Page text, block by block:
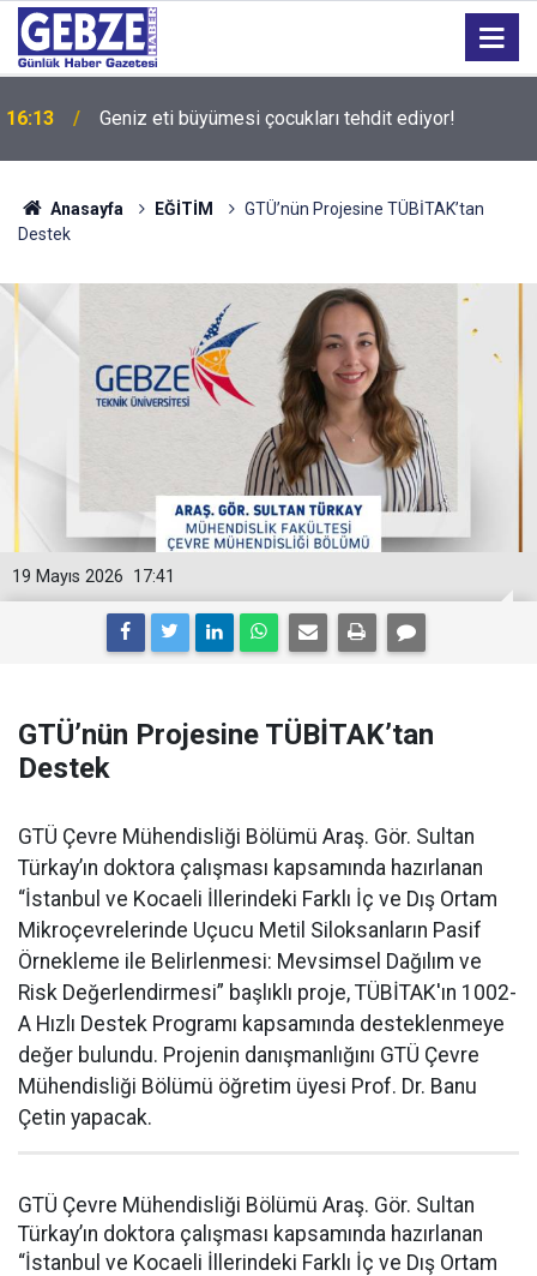
16:13 Geniz eti büyümesi çocukları tehdit ediyor!
Anasayfa EĞİTİM
GTÜ’nün Projesine TÜBİTAK’tan
Destek
17:41
19 Mayıs 2026
GTÜ’nün Projesine TÜBİTAK’tan
Destek
GTÜ Çevre Mühendisliği Bölümü Araş. Gör. Sultan
Türkay’ın doktora çalışması kapsamında hazırlanan
“İstanbul ve Kocaeli İllerindeki Farklı İç ve Dış Ortam
Mikroçevrelerinde Uçucu Metil Siloksanların Pasif
Örnekleme ile Belirlenmesi: Mevsimsel Dağılım ve
Risk Değerlendirmesi” başlıklı proje, TÜBİTAK'ın 1002-
A Hızlı Destek Programı kapsamında desteklenmeye
değer bulundu. Projenin danışmanlığını GTÜ Çevre
Mühendisliği Bölümü öğretim üyesi Prof. Dr. Banu
Çetin yapacak.
GTÜ Çevre Mühendisliği Bölümü Araş. Gör. Sultan
Türkay’ın doktora çalışması kapsamında hazırlanan
“İstanbul ve Kocaeli İllerindeki Farklı İç ve Dış Ortam